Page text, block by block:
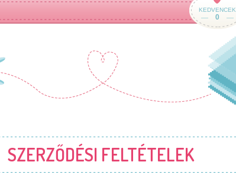
KEDVENCEK
0
SZERZŐDÉSI FELTÉTELEK